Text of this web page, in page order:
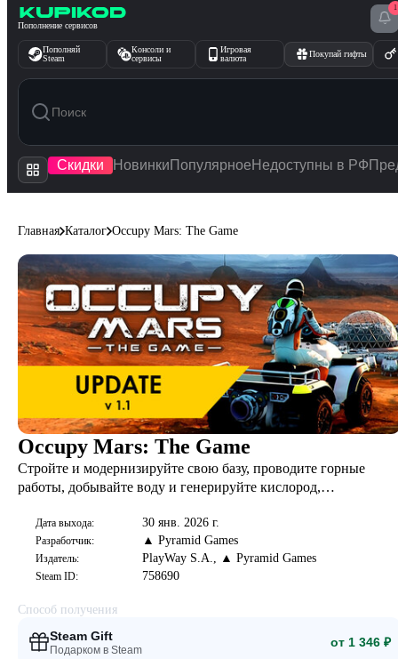
Перейти к содержимому
Пополнение сервисов
1
Пополняй
Steam
Консоли и
сервисы
Игровая
валюта
Покупай гифты
Скидки Новинки Популярное Недоступны в РФ
Главная Каталог Occupy Mars: The Game
Occupy Mars: The Game
Стройте и модернизируйте свою базу, проводите горные
работы, добывайте воду и генерируйте кислород,
выживать на Марсе! Occupy Mars- это высокотехнологичный,
открытый мир, песочница, жесткая НФ-игра о колонизации
Марса.
Дата выхода: 30 янв. 2026 г.
Разработчик: ▲ Pyramid Games
Издатель: PlayWay S.A., ▲ Pyramid Games
Steam ID: 758690
Способ получения
Steam Gift
Подарком в Steam
от 1 346 ₽